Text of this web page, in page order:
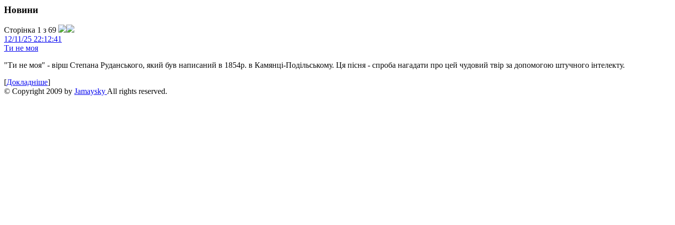
Новини
Сторінка 1 з 69
12/11/25 22:12:41
Ти не моя
"Ти не моя" - вірш Степана Руданського, який був написаний в 1854р. в Камянці-Подільському. Ця пісня - спроба нагадати про цей чудовий твір за допомогою штучного інтелекту.
[Докладніше]
© Copyright 2009 by JamayskyAll rights reserved.